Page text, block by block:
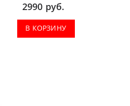
2990 руб.
В КОРЗИНУ